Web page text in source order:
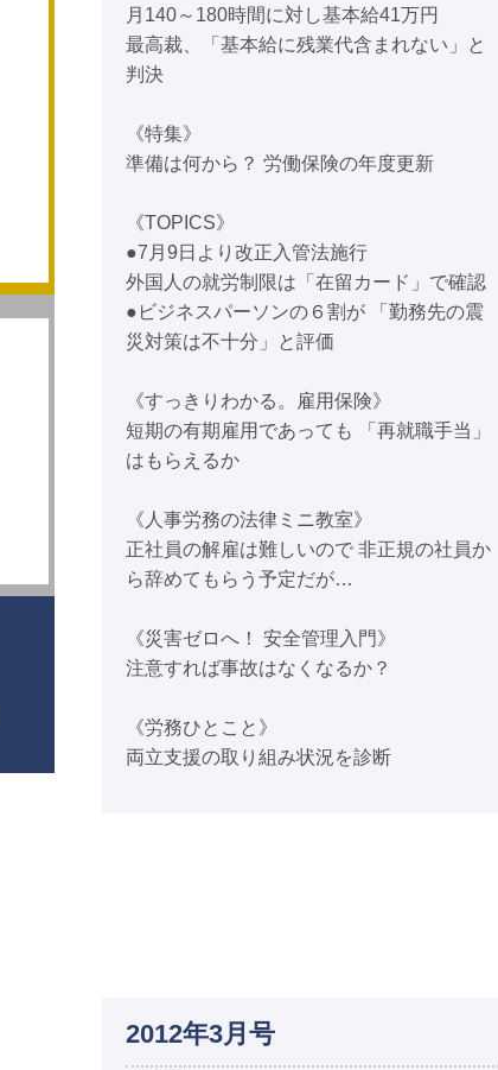
月140～180時間に対し基本給41万円
最高裁、「基本給に残業代含まれない」と
判決
《特集》
準備は何から？ 労働保険の年度更新
《TOPICS》
●7月9日より改正入管法施行
外国人の就労制限は「在留カード」で確認
●ビジネスパーソンの６割が 「勤務先の震
災対策は不十分」と評価
《すっきりわかる。雇用保険》
短期の有期雇用であっても 「再就職手当」
はもらえるか
《人事労務の法律ミニ教室》
正社員の解雇は難しいので 非正規の社員か
ら辞めてもらう予定だが…
《災害ゼロへ！ 安全管理入門》
注意すれば事故はなくなるか？
《労務ひとこと》
両立支援の取り組み状況を診断
2012年3月号